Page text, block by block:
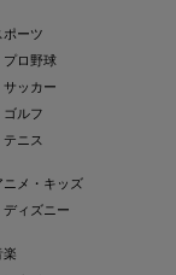
ポーツ
プロ野球
サッカー
ゴルフ
テニス
ニメ・キッズ
ディズニー
楽